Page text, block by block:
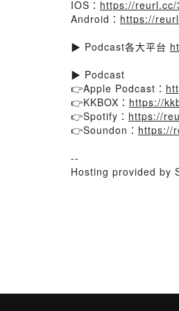
IOS： https://reurl.cc/
Android： https://
▶ Podcast各大平台
▶ Podcast
👉Apple Podcast：
👉KKBOX： https://
👉Spotify： https://
👉Soundon： https://
--
Hosting provided by